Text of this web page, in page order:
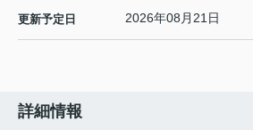
更新予定日 2026年08月21日
詳細情報